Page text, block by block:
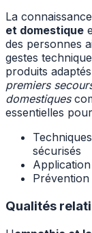
La
et domestique
des personnes
gestes
produits
premiers
domestiques
essentielles
sécurisés
Prévention
Qualités